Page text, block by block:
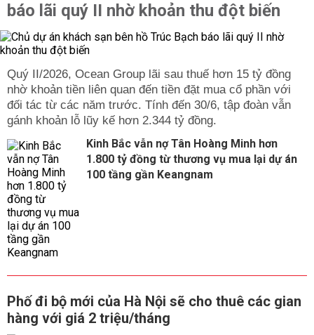
báo lãi quý II nhờ khoản thu đột biến
Quý II/2026, Ocean Group lãi sau thuế hơn 15 tỷ đồng
nhờ khoản tiền liên quan đến tiền đặt mua cổ phần với
đối tác từ các năm trước. Tính đến 30/6, tập đoàn vẫn
gánh khoản lỗ lũy kế hơn 2.344 tỷ đồng.
Kinh Bắc vẫn nợ Tân Hoàng Minh hơn
1.800 tỷ đồng từ thương vụ mua lại dự án
100 tầng gần Keangnam
Phố đi bộ mới của Hà Nội sẽ cho thuê các gian
hàng với giá 2 triệu/tháng